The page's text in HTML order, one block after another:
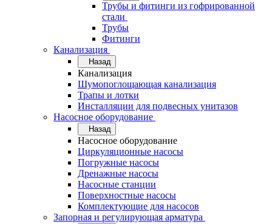
Трубы и фитинги из гофрированной
стали
Трубы
Фитинги
Канализация
Назад
Канализация
Шумопоглощающая канализация
Трапы и лотки
Инсталляции для подвесных унитазов
Насосное оборудование
Назад
Насосное оборудование
Циркуляционные насосы
Погружные насосы
Дренажные насосы
Насосные станции
Поверхностные насосы
Комплектующие для насосов
Запорная и регулирующая арматура